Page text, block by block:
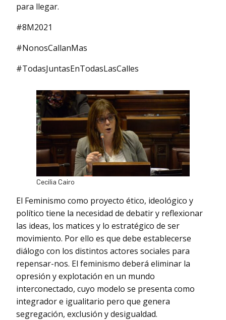
para llegar.
#8M2021
#NonosCallanMas
#TodasJuntasEnTodasLasCalles
Cecilia Cairo
El Feminismo como proyecto ético, ideológico y
político tiene la necesidad de debatir y reflexionar
las ideas, los matices y lo estratégico de ser
movimiento. Por ello es que debe establecerse
diálogo con los distintos actores sociales para
repensar-nos. El feminismo deberá eliminar la
opresión y explotación en un mundo
interconectado, cuyo modelo se presenta como
integrador e igualitario pero que genera
segregación, exclusión y desigualdad.